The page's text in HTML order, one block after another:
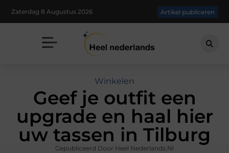
Zaterdag 8 Augustus 2026 Artikel publiceren
Winkelen
Geef je outfit een
upgrade en haal hier
uw tassen in Tilburg
Gepubliceerd Door Heel Nederlands.nl